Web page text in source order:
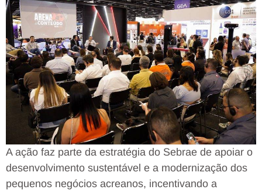
A ação faz parte da estratégia do Sebrae de apoiar o
desenvolvimento sustentável e a modernização dos
pequenos negócios acreanos, incentivando a